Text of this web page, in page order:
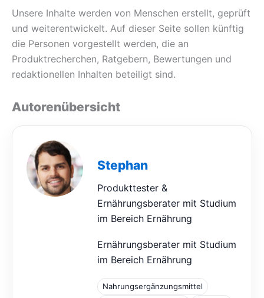
Unsere Inhalte werden von Menschen erstellt, geprüft
und weiterentwickelt. Auf dieser Seite sollen künftig
die Personen vorgestellt werden, die an
Produktrecherchen, Ratgebern, Bewertungen und
redaktionellen Inhalten beteiligt sind.
Autorenübersicht
Stephan
Produkttester &
Ernährungsberater mit Studium
im Bereich Ernährung
Ernährungsberater mit Studium
im Bereich Ernährung
Nahrungsergänzungsmittel